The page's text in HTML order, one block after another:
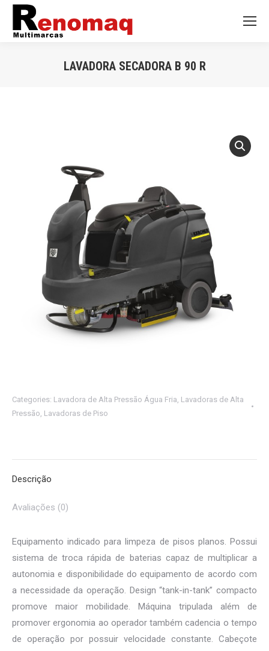
LAVADORA SECADORA B 90 R
Categories: Lavadora de Alta Pressão Água Fria, Lavadoras de Alta
Pressão, Lavadoras de Piso
Descrição
Avaliações (0)
Equipamento indicado para limpeza de pisos planos. Possui
sistema de troca rápida de baterias capaz de multiplicar a
autonomia e disponibilidade do equipamento de acordo com
a necessidade da operação. Design “tank-in-tank” compacto
promove maior mobilidade. Máquina tripulada além de
promover ergonomia ao operador também cadencia o tempo
de operação por possuir velocidade constante. Cabeçote